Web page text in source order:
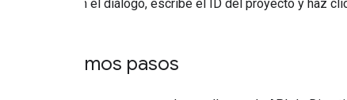
Additional
En el diálogo, escribe el ID del proyecto y haz
Próximos pasos